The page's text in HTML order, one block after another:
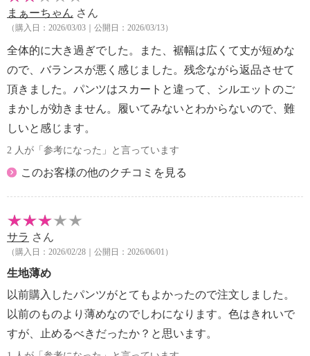
まぁーちゃん さん
（購入日：2026/03/03｜公開日：2026/03/13）
全体的に大き過ぎでした。また、裾幅は広くて丈が短めな
ので、バランスが悪く感じました。残念ながら返品させて
頂きました。パンツはスカートと違って、シルエットのご
まかしが効きません。履いてみないとわからないので、難
しいと感じます。
2 人が「参考になった」と言っています
このお客様の他のクチコミを見る
サラ さん
（購入日：2026/02/28｜公開日：2026/06/01）
生地薄め
以前購入したパンツがとてもよかったので注文しました。
以前のものより薄めなのでしわになります。色はきれいで
すが、止めるべきだったか？と思います。